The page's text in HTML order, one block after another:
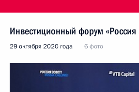
Инвестиционный форум «Россия
29 октября 2020 года 6 фото